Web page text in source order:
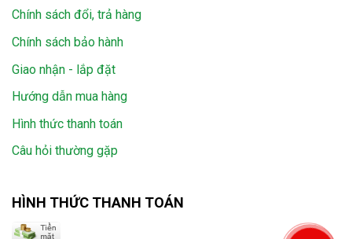
Chính sách đổi, trả hàng
Chính sách bảo hành
Giao nhận - lắp đặt
Hướng dẫn mua hàng
Hình thức thanh toán
Câu hỏi thường gặp
HÌNH THỨC THANH TOÁN